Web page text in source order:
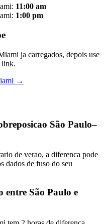
: 11:00 am
: 1:00 pm
ja carregados, depois use
link.
→
São Paulo–
de verao, a diferenca pode
dados de fuso do seu
entre São Paulo e